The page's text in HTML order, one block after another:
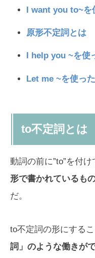
I want you to~を
原形不定詞とは
I help you ~を使
Let me ~を使っ
to不定詞とは
動詞の前に”to”を付け
形で書かれているも
だ。
to不定詞の形にするこ
詞」のような働きが